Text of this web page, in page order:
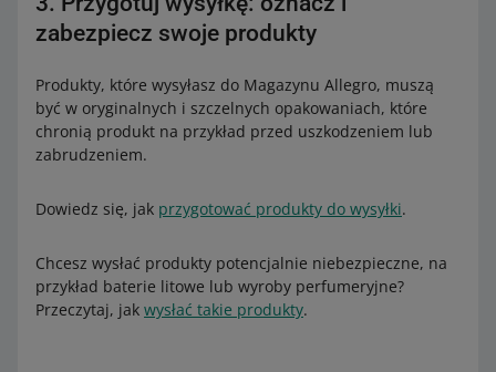
zabezpiecz swoje produkty
Produkty, które wysyłasz do Magazynu Allegro, muszą
być w oryginalnych i szczelnych opakowaniach, które
chronią produkt na przykład przed uszkodzeniem lub
zabrudzeniem.
Dowiedz się, jak przygotować produkty do wysyłki.
Chcesz wysłać produkty potencjalnie niebezpieczne, na
przykład baterie litowe lub wyroby perfumeryjne?
Przeczytaj, jak wysłać takie produkty.